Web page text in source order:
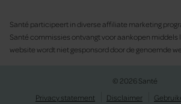
Santé participeert in diverse affiliate marketing
Santé commissies ontvangt voor aankopen middels
website wordt niet gesponsord door de genoemde
© 2026 Santé
Privacy statement
Disclaimer